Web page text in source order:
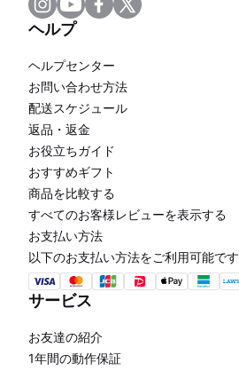
ヘルプ
ヘルプセンター
お問い合わせ方法
配送スケジュール
返品・返金
お役立ちガイド
おすすめギフト
商品を比較する
すべてのお客様レビューを表示する
お支払い方法
以下のお支払い方法をご利用可能です
サービス
お友達の紹介
1年間の動作保証